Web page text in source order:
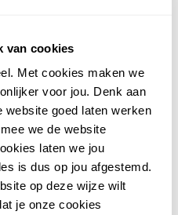
van cookies
Met cookies maken we
voor jou. Denk aan
website goed laten werken
we de website
laten we jou
is dus op jou afgestemd.
op deze wijze wilt
je onze cookies